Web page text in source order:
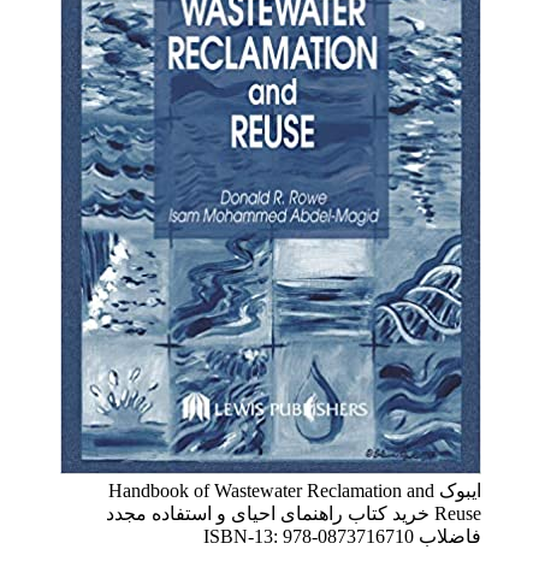
ایبوک Handbook of Wastewater Reclamation and
Reuse خرید کتاب راهنمای احیای و استفاده مجدد
فاضلاب ISBN-13: 978-0873716710